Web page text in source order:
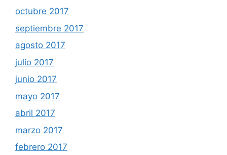
octubre 2017
septiembre 2017
agosto 2017
julio 2017
junio 2017
mayo 2017
abril 2017
marzo 2017
febrero 2017